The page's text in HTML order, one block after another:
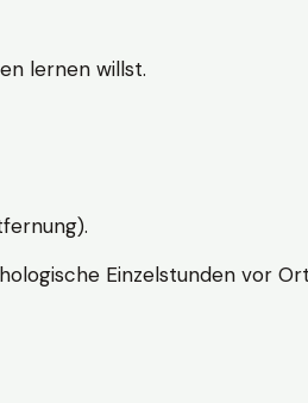
lernen willst.
Einzelstunden vor